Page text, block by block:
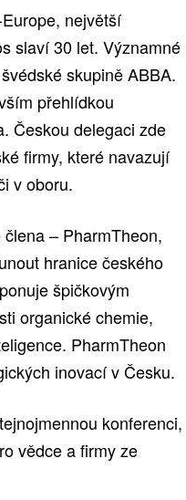
největší
slaví 30 let. Významné
skupině ABBA.
přehlídkou
Českou delegaci zde
firmy, které navazují
v oboru.
– PharmTheon,
hranice českého
špičkovým
organické chemie,
PharmTheon
inovací v Česku.
konferenci,
vědce a firmy ze